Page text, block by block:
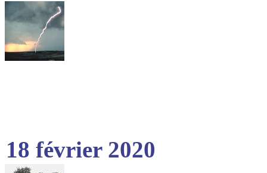
18 février 2020